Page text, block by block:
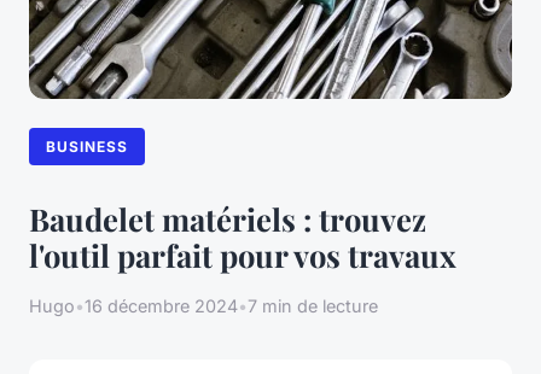
BUSINESS
Baudelet matériels : trouvez
l'outil parfait pour vos travaux
Hugo•16 décembre 2024•7 min de lecture